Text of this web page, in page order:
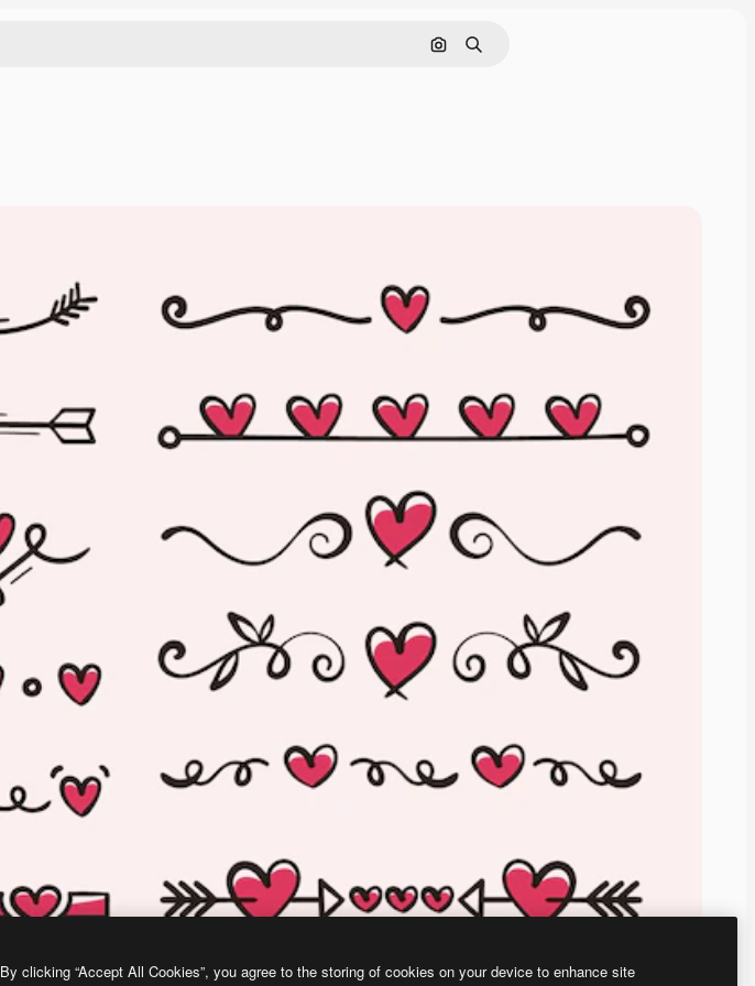
画像で検索
検索
By clicking “Accept All Cookies”, you agree to the storing of cookies on your device to enhance site